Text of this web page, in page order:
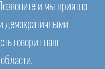
и мы приятно
демократичными
говорит наш